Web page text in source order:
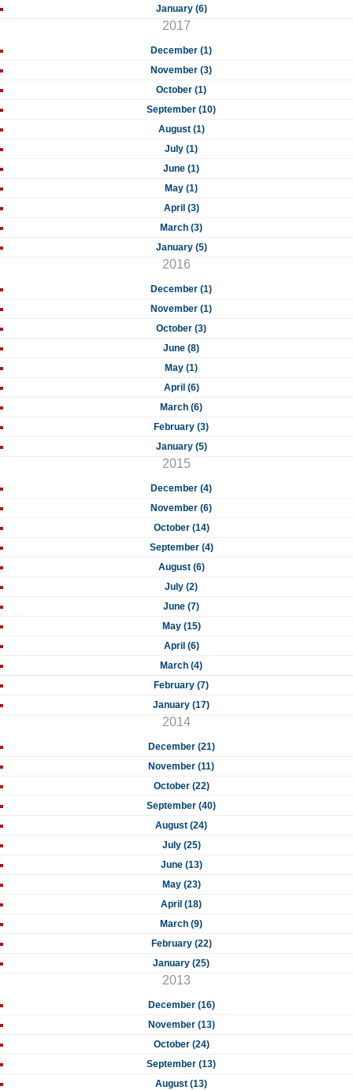
January (6)
2017
December (1)
November (3)
October (1)
September (10)
August (1)
July (1)
June (1)
May (1)
April (3)
March (3)
January (5)
2016
December (1)
November (1)
October (3)
June (8)
May (1)
April (6)
March (6)
February (3)
January (5)
2015
December (4)
November (6)
October (14)
September (4)
August (6)
July (2)
June (7)
May (15)
April (6)
March (4)
February (7)
January (17)
2014
December (21)
November (11)
October (22)
September (40)
August (24)
July (25)
June (13)
May (23)
April (18)
March (9)
February (22)
January (25)
2013
December (16)
November (13)
October (24)
September (13)
August (13)